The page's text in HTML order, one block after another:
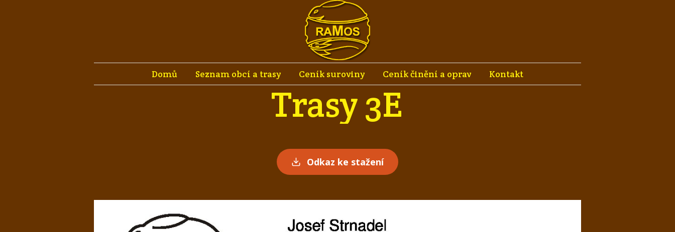
Domů Seznam obcí a trasy Ceník suroviny Ceník činění a oprav Kontakt
Trasy 3E
Odkaz ke stažení